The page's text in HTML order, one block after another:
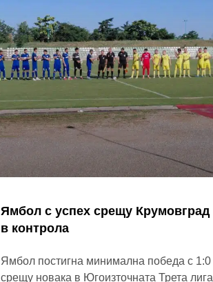
Ямбол с успех срещу Крумовград
в контрола
Ямбол постигна минимална победа с 1:0
срещу новака в Югоизточната Трета лига